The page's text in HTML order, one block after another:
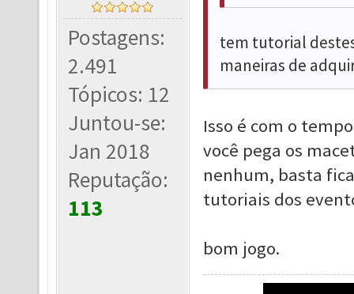
Postagens:
2.491
Tópicos: 12
Juntou-se:
Jan 2018
Reputação:
113
tem tutorial
maneiras de
Isso é com o
você pega os
nenhum, basta
tutoriais dos
bom jogo.